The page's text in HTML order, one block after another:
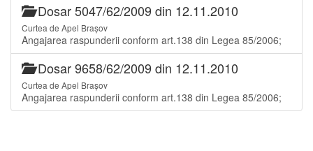
Dosar 5047/62/2009 din 12.11.2010
Curtea de Apel Brașov
Angajarea raspunderii conform art.138 din Legea 85/2006;
Dosar 9658/62/2009 din 12.11.2010
Curtea de Apel Brașov
Angajarea raspunderii conform art.138 din Legea 85/2006;